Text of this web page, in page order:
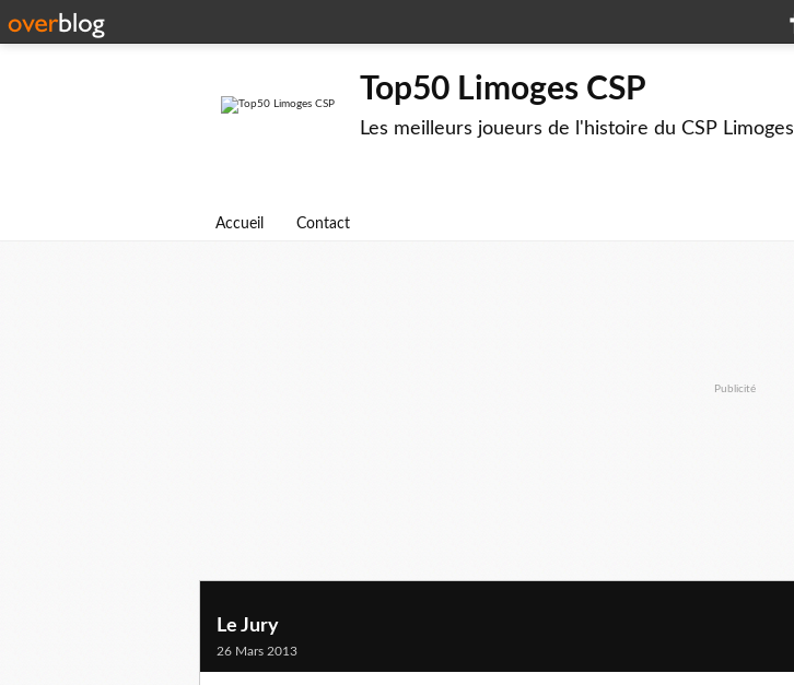
Top50 Limoges CSP
Les meilleurs joueurs de l'histoire du CSP Limoges
Accueil Contact
Publicité
Le Jury
26 Mars 2013